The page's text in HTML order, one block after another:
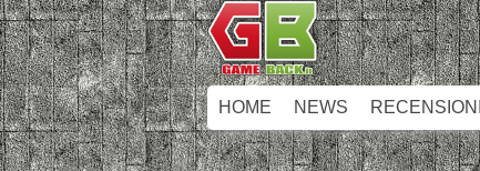
HOME NEWS RECENSIONI